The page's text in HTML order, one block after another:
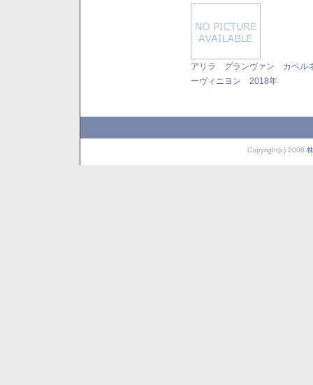
アリラ グランヴァン カベル
ーヴィニヨン 2018年
Copyright(c) 2008